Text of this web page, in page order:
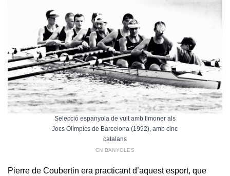
Selecció espanyola de vuit amb timoner als
Jocs Olímpics de Barcelona (1992), amb cinc
catalans
CN BANYOLES
Pierre de Coubertin era practicant d’aquest esport, que